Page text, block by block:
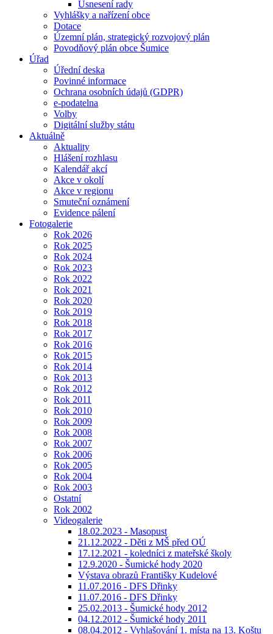
Usnesení rady
Vyhlášky a nařízení obce
Dotace
Územní plán, strategický rozvojový plán
Povodňový plán obce Šumice
Úřad
Úřední deska
Povinné informace
Ochrana osobních údajů (GDPR)
e-podatelna
Volby
Digitální služby státu
Aktuálně
Aktuality
Hlášení rozhlasu
Kalendář akcí
Akce v okolí
Akce v regionu
Smuteční oznámení
Evidence pálení
Fotogalerie
Rok 2026
Rok 2025
Rok 2024
Rok 2023
Rok 2022
Rok 2021
Rok 2020
Rok 2019
Rok 2018
Rok 2017
Rok 2016
Rok 2015
Rok 2014
Rok 2013
Rok 2012
Rok 2011
Rok 2010
Rok 2009
Rok 2008
Rok 2007
Rok 2006
Rok 2005
Rok 2004
Rok 2003
Ostatní
Rok 2002
Videogalerie
18.02.2023 - Masopust
21.12.2022 - Děti z MŠ před OÚ
17.12.2021 - koledníci z mateřské školy
12.9.2020 - Šumické hody 2020
Výstava obrazů Františky Kudelové
11.07.2016 - DFS Dřinky
11.07.2016 - DFS Dřinky
25.02.2013 - Šumické hody 2012
04.12.2012 - Šumické hody 2011
08.04.2012 - Vyhlašování 1. místa na 13. Koštu